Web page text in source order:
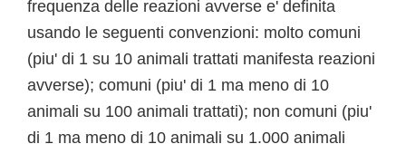
frequenza delle reazioni avverse e' definita
usando le seguenti convenzioni: molto comuni
(piu' di 1 su 10 animali trattati manifesta reazioni
avverse); comuni (piu' di 1 ma meno di 10
animali su 100 animali trattati); non comuni (piu'
di 1 ma meno di 10 animali su 1.000 animali